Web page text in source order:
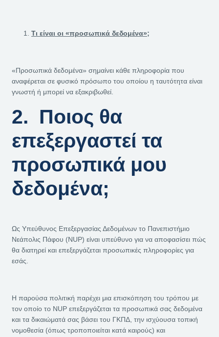
Τι είναι οι «προσωπικά δεδομένα»;
«Προσωπικά δεδομένα» σημαίνει κάθε πληροφορία που
αναφέρεται σε φυσικό πρόσωπο του οποίου η ταυτότητα είναι
γνωστή ή μπορεί να εξακριβωθεί.
2. Ποιος θα
επεξεργαστεί τα
προσωπικά μου
δεδομένα;
Ως Υπεύθυνος Επεξεργασίας Δεδομένων το Πανεπιστήμιο
Νεάπολις Πάφου (NUP) είναι υπεύθυνο για να αποφασίσει πώς
θα διατηρεί και επεξεργάζεται προσωπικές πληροφορίες για
εσάς.
Η παρούσα πολιτική παρέχει μια επισκόπηση του τρόπου με
τον οποίο το NUP επεξεργάζεται τα προσωπικά σας δεδομένα
και τα δικαιώματά σας βάσει του ΓΚΠΔ, την ισχύουσα τοπική
νομοθεσία (όπως τροποποιείται κατά καιρούς) και